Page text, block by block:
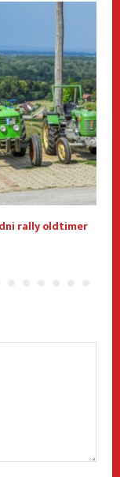
rally oldtimer